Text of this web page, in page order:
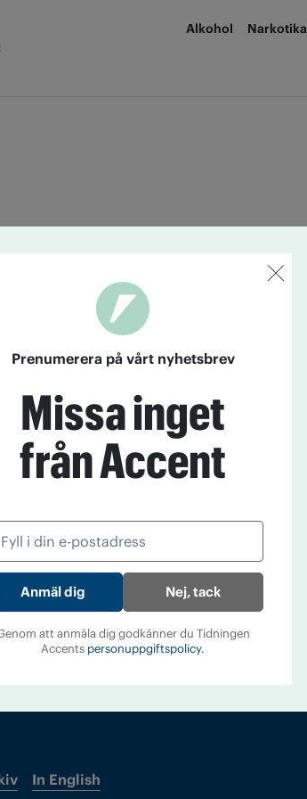
Alkohol Narkotika
implantat
probufin, har godkänts av
(FDA).
116 33 Stockholm
Janson Lundkvist,
In English
nummer av
Prenumerera på vårt nyhetsbrev
Missa inget
från Accent
Nej, tack
att anmäla dig godkänner du Tidningen
Accents personuppgiftspolicy.